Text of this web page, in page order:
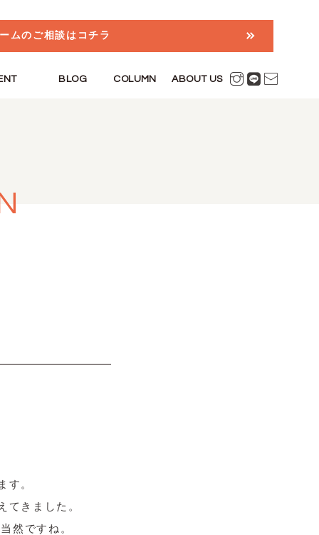
ムのご相談はコチラ
BLOG COLUMN ABOUT US
す。
てきました。
然ですね。